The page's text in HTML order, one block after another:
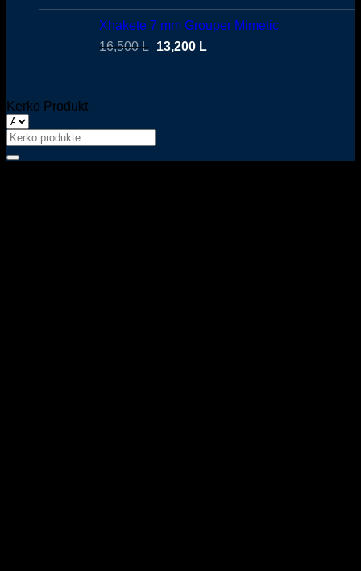
Xhakete 7 mm Grouper Mimetic
16,500L 13,200 L
Kerko Produkt
Search
for: